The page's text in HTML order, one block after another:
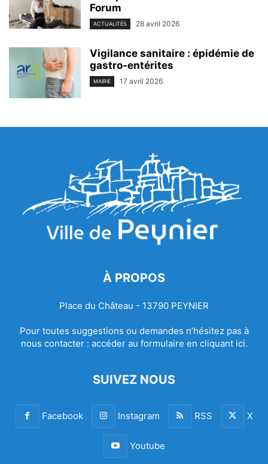
Forum
ACTUALITÉS 28 avril 2026
Vigilance sanitaire : épidémie de
gastro-entérites
MAIRIE 17 avril 2026
À PROPOS
Place du Château - 13790 PEYNIER
Pour toutes suggestions ou demandes n’hésitez pas à
nous contacter : accéder au formulaire en cliquant ici.
SUIVEZ NOUS
Facebook Instagram RSS X
Youtube